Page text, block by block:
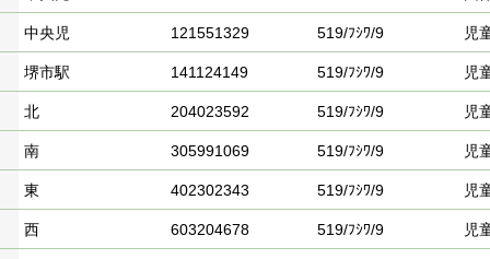
中央児 121551329 519/ﾌｼﾜ/9 児
堺市駅 141124149 519/ﾌｼﾜ/9 児
北 204023592 519/ﾌｼﾜ/9 児
南 305991069 519/ﾌｼﾜ/9 児
東 402302343 519/ﾌｼﾜ/9 児
西 603204678 519/ﾌｼﾜ/9 児